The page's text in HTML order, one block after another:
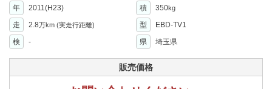
年
2011(H23) 積 350kg
走 2.8万km (実走行距離) 型
EBD-TV1
検
- 県 埼玉県
販売価格